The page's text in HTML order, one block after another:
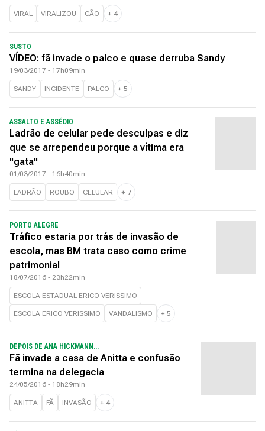
VIRAL VIRALIZOU CÃO + 4
SUSTO
VÍDEO: fã invade o palco e quase derruba Sandy
19/03/2017 - 17h09min
SANDY INCIDENTE PALCO + 5
ASSALTO E ASSÉDIO
Ladrão de celular pede desculpas e diz
que se arrependeu porque a vítima era
"gata"
01/03/2017 - 16h40min
LADRÃO ROUBO CELULAR + 7
PORTO ALEGRE
Tráfico estaria por trás de invasão de
escola, mas BM trata caso como crime
patrimonial
18/07/2016 - 23h22min
ESCOLA ESTADUAL ERICO VERISSIMO
ESCOLA ERICO VERISSIMO VANDALISMO + 5
DEPOIS DE ANA HICKMANN...
Fã invade a casa de Anitta e confusão
termina na delegacia
24/05/2016 - 18h29min
ANITTA FÃ INVASÃO + 4